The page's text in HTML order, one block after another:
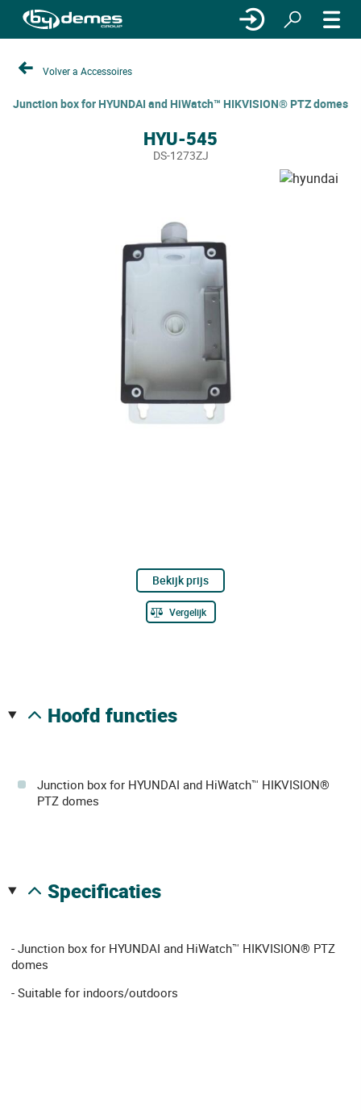
Volver a Accessoires
Junction box for HYUNDAI and HiWatch™ HIKVISION® PTZ domes
HYU-545
DS-1273ZJ
Bekijk prijs
Vergelijk
hoofd functies
Junction box for HYUNDAI and HiWatch™ HIKVISION®
PTZ domes
specificaties
- Junction box for HYUNDAI and HiWatch™ HIKVISION® PTZ
domes
- Suitable for indoors/outdoors